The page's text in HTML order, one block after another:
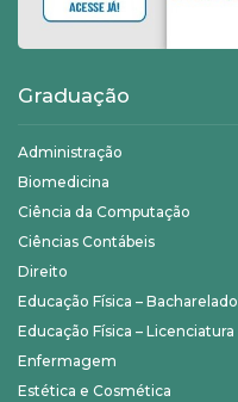
Graduação
Administração
Biomedicina
Ciência da Computação
Ciências Contábeis
Direito
Educação Física – Bacharelado
Educação Física – Licenciatura
Enfermagem
Estética e Cosmética